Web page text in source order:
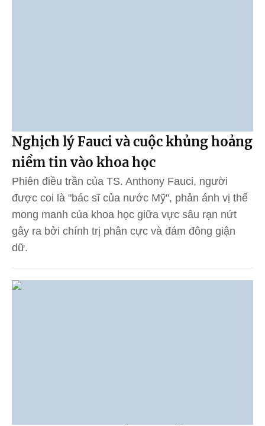
Nghịch lý Fauci và cuộc khủng hoảng
niềm tin vào khoa học
Phiên điều trần của TS. Anthony Fauci, người
được coi là "bác sĩ của nước Mỹ", phản ánh vị thế
mong manh của khoa học giữa vực sâu rạn nứt
gây ra bởi chính trị phân cực và đám đông giận
dữ.